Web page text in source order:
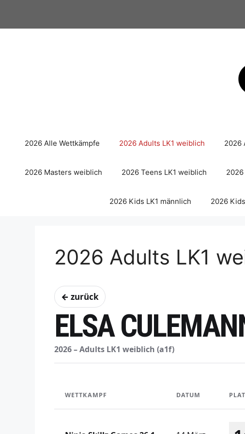
springen
2026 Alle Wettkämpfe 2026 Adults LK1 weiblich 2026
2026 Masters weiblich 2026 Teens LK1 weiblich 2026
2026 Kids LK1 männlich 2026
2026 Adults LK1
← zurück
ELSA
2026 – Adults LK1 weiblich (a1f)
WETTKAMPF DATUM